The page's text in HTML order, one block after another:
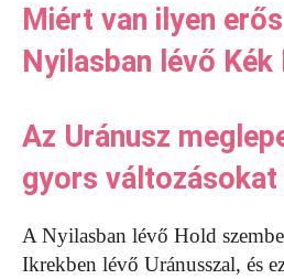
Miért van ilyen
Nyilasban lévő Kék
Az Uránusz
gyors változásokat
A Nyilasban lévő Hold
Ikrekben lévő Uránusszal, és